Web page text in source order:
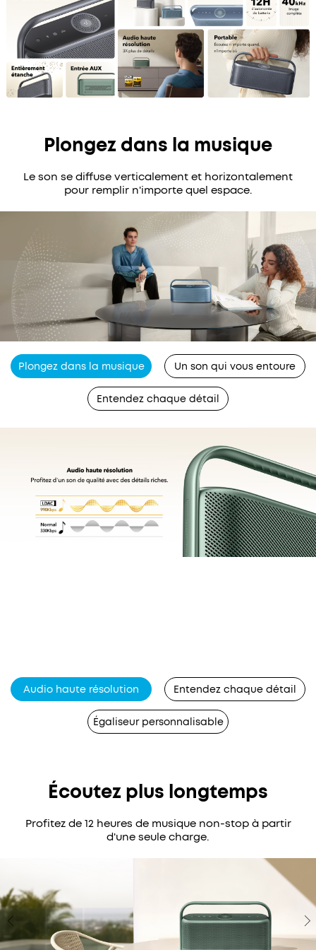
Plongez dans la musique
Le son se diffuse verticalement et horizontalement
pour remplir n'importe quel espace.
Plongez dans la musique Un son qui vous entoure
Entendez chaque détail
Audio haute résolution Entendez chaque détail
Égaliseur personnalisable
Écoutez plus longtemps
Profitez de 12 heures de musique non-stop à partir
d'une seule charge.